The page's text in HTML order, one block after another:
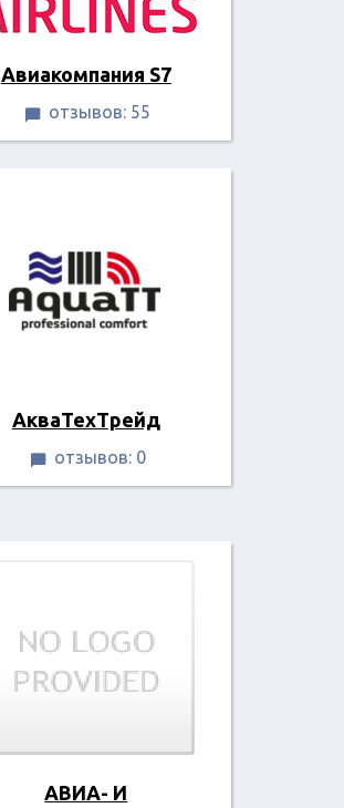
Авиакомпания S7
 отзывов: 55
АкваТехТрейд
 отзывов: 0
АВИА- И